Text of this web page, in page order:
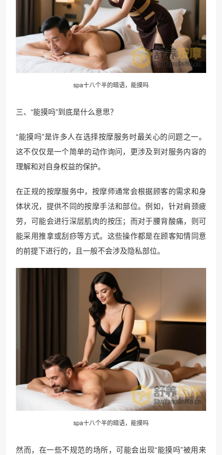
spa十八个半的暗语，能摸吗
三、“能摸吗”到底是什么意思？
“能摸吗”是许多人在选择按摩服务时最关心的问题之一。
这不仅仅是一个简单的动作询问，更涉及到对服务内容的
理解和对自身权益的保护。
在正规的按摩服务中，按摩师通常会根据顾客的需求和身
体状况，提供不同的按摩手法和部位。例如，针对肩颈疲
劳，可能会进行深层肌肉的按压；而对于腰背酸痛，则可
能采用推拿或刮痧等方式。这些操作都是在顾客知情同意
的前提下进行的，且一般不会涉及隐私部位。
spa十八个半的暗语，能摸吗
然而，在一些不规范的场所，可能会出现“能摸吗”被用来